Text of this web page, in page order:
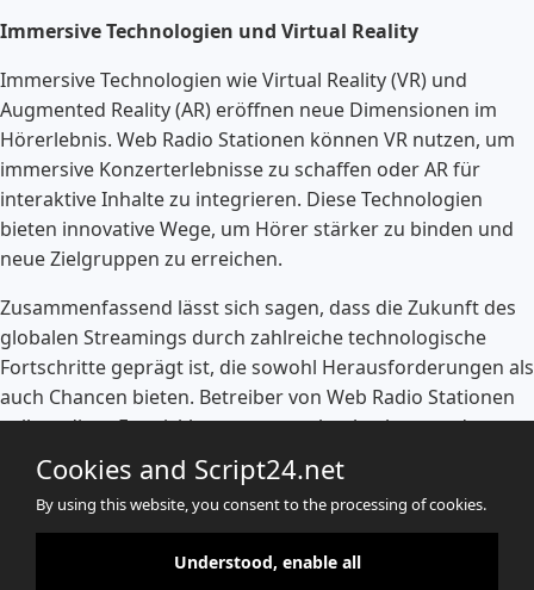
Immersive Technologien und Virtual Reality
Immersive Technologien wie Virtual Reality (VR) und
Augmented Reality (AR) eröffnen neue Dimensionen im
Hörerlebnis. Web Radio Stationen können VR nutzen, um
immersive Konzerterlebnisse zu schaffen oder AR für
interaktive Inhalte zu integrieren. Diese Technologien
bieten innovative Wege, um Hörer stärker zu binden und
neue Zielgruppen zu erreichen.
Zusammenfassend lässt sich sagen, dass die Zukunft des
globalen Streamings durch zahlreiche technologische
Fortschritte geprägt ist, die sowohl Herausforderungen als
auch Chancen bieten. Betreiber von Web Radio Stationen
sollten diese Entwicklungen genau beobachten und
strategisch nutzen, um im sich schnell verändernden
Markt wettbewerbsfähig zu bleiben.
Cookies and Script24.net
By using this website, you consent to the processing of cookies.
Understood, enable all